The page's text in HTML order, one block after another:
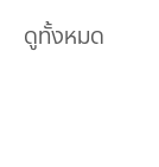
ดูทั้งหมด